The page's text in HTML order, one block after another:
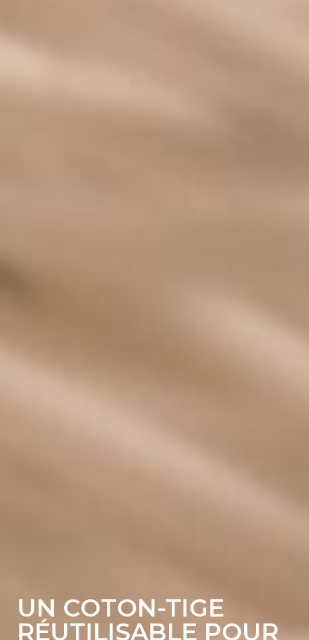
UN COTON-TIGE
RÉUTILISABLE POUR